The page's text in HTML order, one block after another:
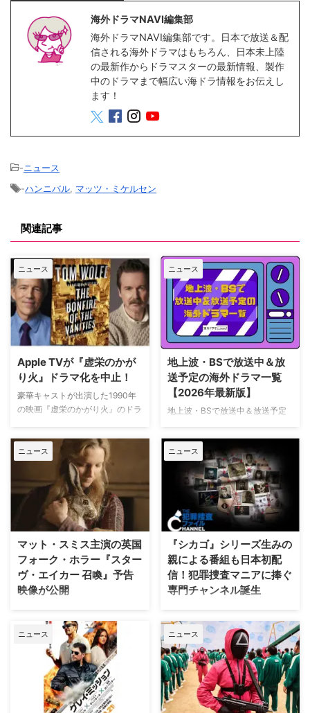
海外ドラマNAVI編集部
海外ドラマNAVI編集部です。日本で放送＆配
信される海外ドラマはもちろん、日本未上陸
の最新作からドラマスターの最新情報、製作
中のドラマまで幅広い海ドラ情報をお伝えし
ます！
-ニュース
-ハンニバル, マッツ・ミケルセン
関連記事
ニュース
Apple TVが『虚栄のかが
り火』ドラマ化を中止！
豪華キャストが出演した1990年
の映画『虚栄のかがり火』のドラ
たが、頓挫したことが明らかにな
った。米Deadlineが報じてい
る。 鬼門らしく一筋縄ではいか
ず 原作は、1987年に出版された
トム・ウルフのベストセラー小説
「虚栄の篝火」。1980年代のニ
ューヨークの上流社会を辛辣に風
刺した作品だ。ウォール街で台頭
したトレーダーたち、その華奢な
妻や愛人、そして富裕層が住むマ
ンハッタンと周辺の貧困な地区と
の間にくすぶる人種間の緊張を描
ニュース
地上波・BSで放送中＆放
送予定の海外ドラマ一覧
【2026年最新版】
地上波・BSで放送中＆放送予定
時更新） NHK・NHK BSで放送
中＆放送予定の海外ドラマ 海外
ドラマ『DOC（ドック） あす
へのカルテ』 NHK BSプレミアム
4K｜毎週（木） 17：00～ イタ
リア発！ 12年間の記憶を失った
エリート医師の物語。 原作 ピエ
ト ルカ・アルジェンテーロ、マ
ティルデ・ジョリ、サラ・ラッザ
ーロ ほか ≫≫『DOC（ドッ
ク）3 あすへのカルテ』詳細 海
（日） …
ニュース
マット・スミス主演の英国
フォーク・ホラー『スター
ヴ・エイカー 召喚』予告
映像が公開
英国ヨークシャー地方を舞台に、
土地の伝承と家族の崩壊を描くフ
ォーク・ホラー映画『スターヴ・
エイカー 召喚』。公開に先駆け
て、不穏な空気が漂う日本版予告
映像と、英国らしい曇天の世界観
が印象的な場面写真が一挙に公開
された。 土地に眠る伝承と家族
ニュース
『シカゴ』シリーズ生みの
親による番組も日本初配
信！犯罪捜査マニアに捧ぐ
専門チャンネル誕生
日本唯一のミステリードラマ専門
チャンネル「ミステリーチャンネ
ル」が、開局月である8月に展開
する新たなサービスとして、犯罪
捜査に特化した新たな専門チャン
ネル「THE 犯罪捜査ファイル・
チャンネル」をスタート。 『ラ
イン・オブ・デューティ』キャス
ニュース ニュース